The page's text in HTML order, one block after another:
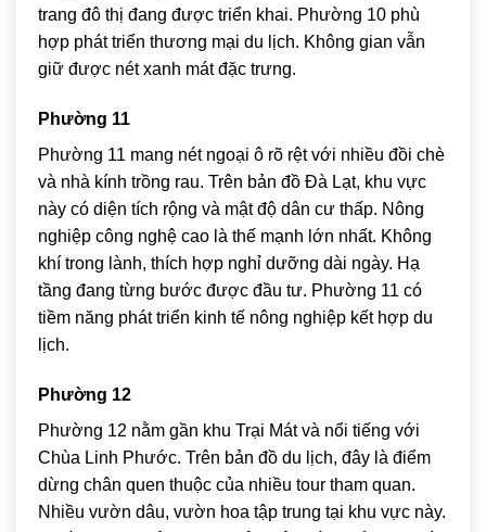
trang đô thị đang được triển khai. Phường 10 phù
hợp phát triển thương mại du lịch. Không gian vẫn
giữ được nét xanh mát đặc trưng.
Phường 11
Phường 11 mang nét ngoại ô rõ rệt với nhiều đồi chè
và nhà kính trồng rau. Trên bản đồ Đà Lạt, khu vực
này có diện tích rộng và mật độ dân cư thấp. Nông
nghiệp công nghệ cao là thế mạnh lớn nhất. Không
khí trong lành, thích hợp nghỉ dưỡng dài ngày. Hạ
tầng đang từng bước được đầu tư. Phường 11 có
tiềm năng phát triển kinh tế nông nghiệp kết hợp du
lịch.
Phường 12
Phường 12 nằm gần khu Trại Mát và nổi tiếng với
Chùa Linh Phước. Trên bản đồ du lịch, đây là điểm
dừng chân quen thuộc của nhiều tour tham quan.
Nhiều vườn dâu, vườn hoa tập trung tại khu vực này.